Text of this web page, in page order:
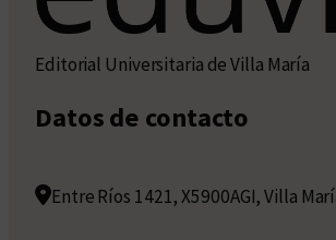
Editorial Universitaria de Villa María
Datos de contacto
Entre Ríos 1421, X5900AGI, Villa